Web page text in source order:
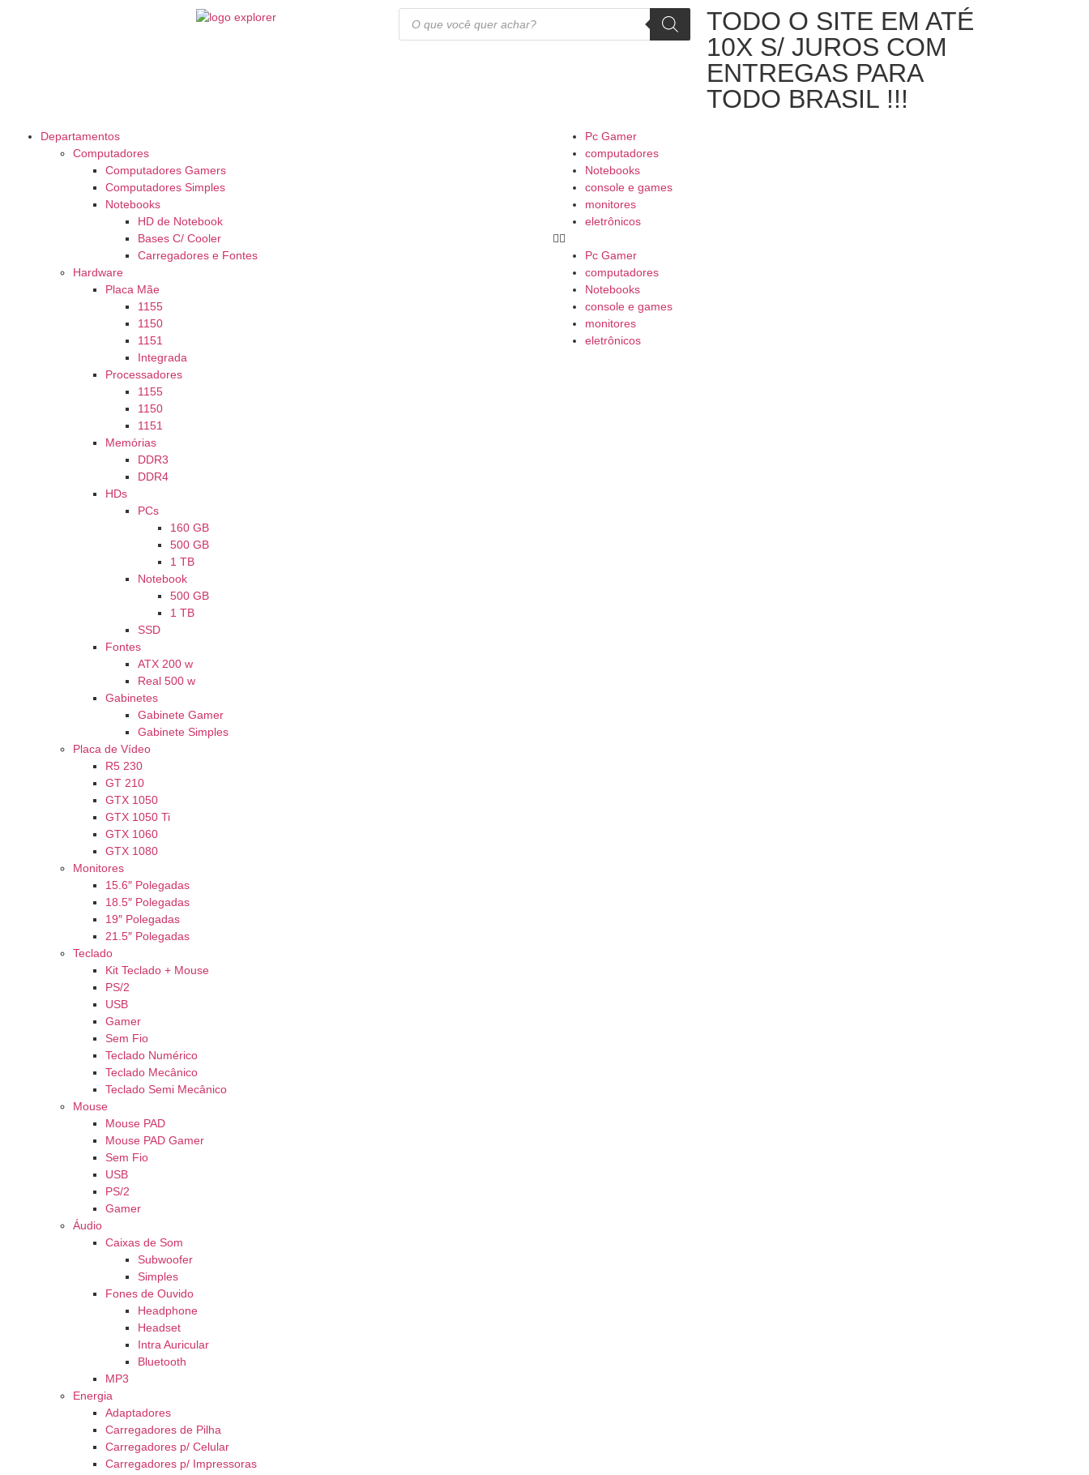
TODO O SITE EM ATÉ
10X S/ JUROS COM
ENTREGAS PARA
TODO BRASIL !!!
Departamentos
Computadores
Computadores Gamers
Computadores Simples
Notebooks
HD de Notebook
Bases C/ Cooler
Carregadores e Fontes
Hardware
Placa Mãe
1155
1150
1151
Integrada
Processadores
1155
1150
1151
Memórias
DDR3
DDR4
HDs
PCs
160 GB
500 GB
1 TB
Notebook
500 GB
1 TB
SSD
Fontes
ATX 200 w
Real 500 w
Gabinetes
Gabinete Gamer
Gabinete Simples
Placa de Vídeo
R5 230
GT 210
GTX 1050
GTX 1050 Ti
GTX 1060
GTX 1080
Monitores
15.6″ Polegadas
18.5″ Polegadas
19″ Polegadas
21.5″ Polegadas
Teclado
Kit Teclado + Mouse
PS/2
USB
Gamer
Sem Fio
Teclado Numérico
Teclado Mecânico
Teclado Semi Mecânico
Mouse
Mouse PAD
Mouse PAD Gamer
Sem Fio
USB
PS/2
Gamer
Áudio
Caixas de Som
Subwoofer
Simples
Fones de Ouvido
Headphone
Headset
Intra Auricular
Bluetooth
MP3
Energia
Adaptadores
Carregadores de Pilha
Carregadores p/ Celular
Carregadores p/ Impressoras
Pc Gamer
computadores
Notebooks
console e games
monitores
eletrônicos
Pc Gamer
computadores
Notebooks
console e games
monitores
eletrônicos